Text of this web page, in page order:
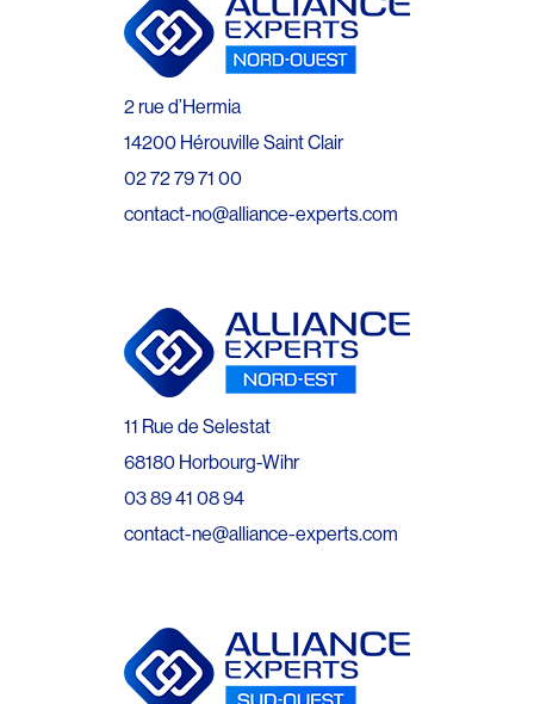
2 rue d’Hermia
14200 Hérouville Saint Clair
02 72 79 71 00
contact-no@alliance-experts.com
11 Rue de Selestat
68180 Horbourg-Wihr
03 89 41 08 94
contact-ne@alliance-experts.com